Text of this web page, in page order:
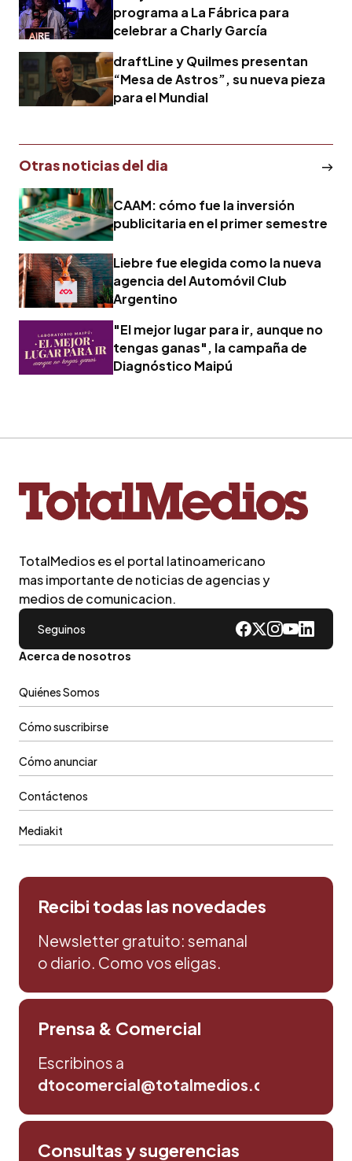
programa a La Fábrica para
celebrar a Charly García
draftLine y Quilmes presentan
“Mesa de Astros”, su nueva pieza
para el Mundial
Otras noticias del dia
CAAM: cómo fue la inversión
publicitaria en el primer semestre
Liebre fue elegida como la nueva
agencia del Automóvil Club
Argentino
"El mejor lugar para ir, aunque no
tengas ganas", la campaña de
Diagnóstico Maipú
TotalMedios es el portal latinoamericano
mas importante de noticias de agencias y
medios de comunicacion.
Seguinos
Acerca de nosotros
Quiénes Somos
Cómo suscribirse
Cómo anunciar
Contáctenos
Mediakit
Recibi todas las novedades
Newsletter gratuito: semanal
o diario. Como vos eligas.
Prensa & Comercial
Escribinos a
dtocomercial@totalmedios.com
Consultas y sugerencias